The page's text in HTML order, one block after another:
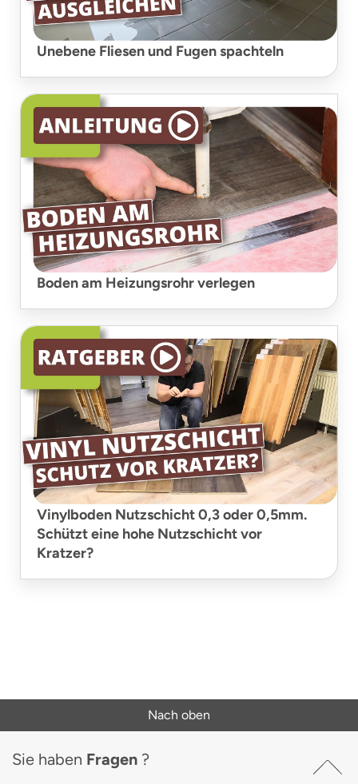
Unebene Fliesen und Fugen spachteln
Boden am Heizungsrohr verlegen
Vinylboden Nutzschicht 0,3 oder 0,5mm.
Schützt eine hohe Nutzschicht vor
Kratzer?
Nach oben
Sie haben Fragen ?